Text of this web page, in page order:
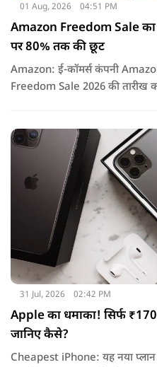
01 Aug, 2026 04:51 PM
Amazon Freedom Sale
पर 80% तक की छूट
Amazon: ई-कॉमर्स कंपनी
Freedom Sale 2026 की तारीख
31 Jul, 2026 02:42 PM
Apple का धमाका! सिर्फ
जानिए कैसे?
Cheapest iPhone: यह नया